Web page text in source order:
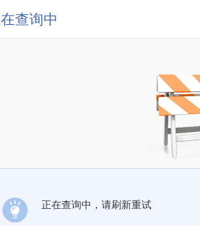
查询中
正在查询中，请刷新重试